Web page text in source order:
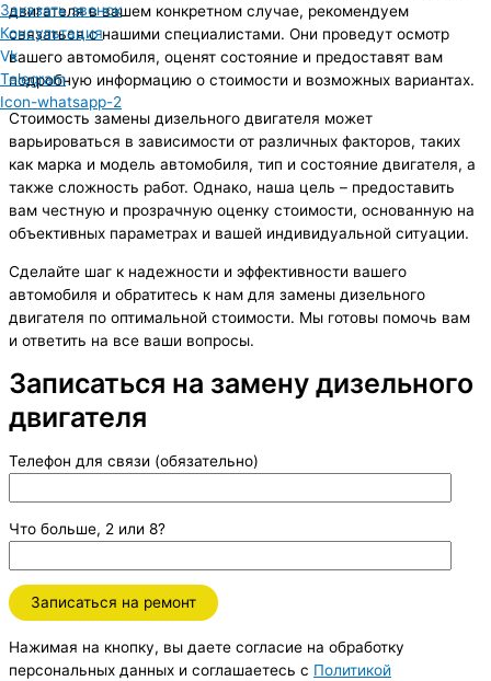
Заказать звонок
Консультация
Vk
Telegram
Icon-whatsapp-2
двигателя в вашем конкретном случае, рекомендуем
связаться с нашими специалистами. Они проведут осмотр
вашего автомобиля, оценят состояние и предоставят вам
подробную информацию о стоимости и возможных вариантах.
Стоимость замены дизельного двигателя может
варьироваться в зависимости от различных факторов, таких
как марка и модель автомобиля, тип и состояние двигателя, а
также сложность работ. Однако, наша цель – предоставить
вам честную и прозрачную оценку стоимости, основанную на
объективных параметрах и вашей индивидуальной ситуации.
Сделайте шаг к надежности и эффективности вашего
автомобиля и обратитесь к нам для замены дизельного
двигателя по оптимальной стоимости. Мы готовы помочь вам
и ответить на все ваши вопросы.
Записаться на замену дизельного
двигателя
Телефон для связи (обязательно)
Что больше, 2 или 8?
Нажимая на кнопку, вы даете согласие на обработку
персональных данных и соглашаетесь c Политикой